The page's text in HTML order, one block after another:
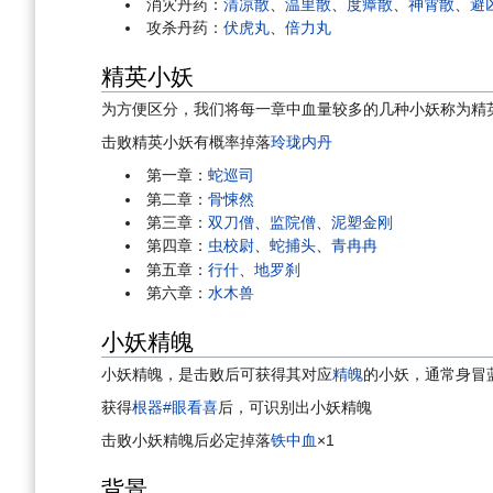
消灾丹药：清凉散 、温里散 度瘴散 、神霄散 、避
攻杀丹药：伏虎丸 、倍力丸
精英小妖
为方便区分，我们将每一章中血量较多的几种小妖称为精
击败精英小妖有概率掉落玲珑内丹
第一章：蛇巡司
第二章：骨悚然
第三章：双刀僧 监院僧 、泥塑金刚
第四章： 虫校尉、蛇捕头、青冉冉
第五章：行什 、地罗刹
第六章：水木兽
小妖精魄
小妖精魄，是击败后可获得其对应精魄的小妖，通常身冒
获得根器#眼看喜后，可识别出小妖精魄
击败小妖精魄后必定掉落铁中血×1